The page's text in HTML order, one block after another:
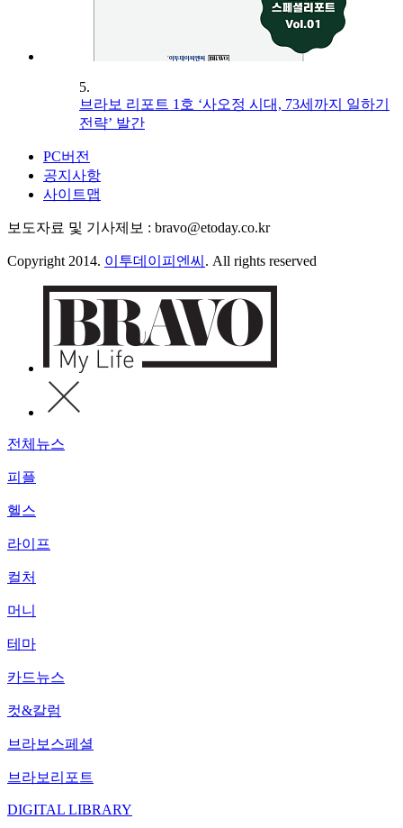
5.
브라보 리포트 1호 ‘사오정 시대, 73세까지 일하기
전략’ 발간
PC버전
공지사항
사이트맵
보도자료 및 기사제보 : bravo@etoday.co.kr
Copyright 2014. 이투데이피엔씨 . All rights reserved
전체뉴스
피플
헬스
라이프
컬처
머니
테마
카드뉴스
컷&칼럼
브라보스페셜
브라보리포트
DIGITAL LIBRARY